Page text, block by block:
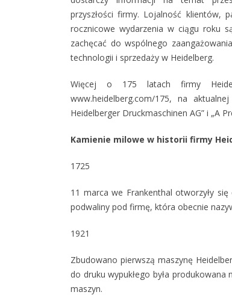
przyszłości firmy. Lojalność klientów,
rocznicowe wydarzenia w ciągu roku
zachęcać do wspólnego
technologii i sprzedaży w Heidelberg.
Więcej o 175 latach firmy
www.heidelberg.com/175, na
Heidelberger Druckmaschinen AG” i „A
Kamienie milowe w historii firmy
1725
11 marca we Frankenthal otworzyły
podwaliny pod firmę, która obecnie
1921
Zbudowano pierwszą maszynę
do druku wypukłego była
maszyn.